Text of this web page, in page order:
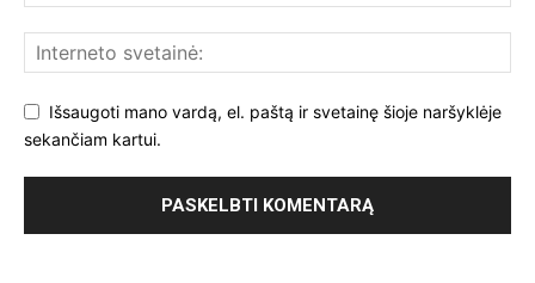
Išsaugoti mano vardą, el. paštą ir svetainę šioje naršyklėje
sekančiam kartui.